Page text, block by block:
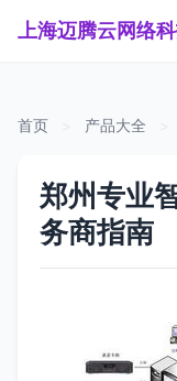
首页 产品大全
郑州专业
务商指南